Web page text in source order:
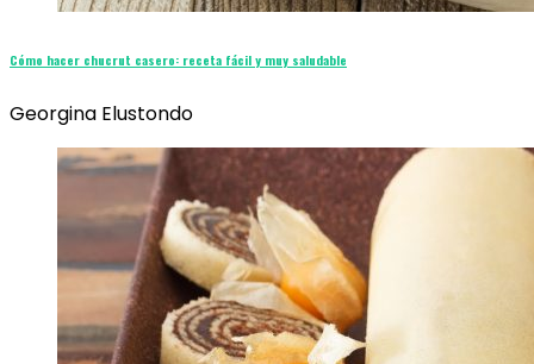
Cómo hacer chucrut casero: receta fácil y muy saludable
Georgina Elustondo